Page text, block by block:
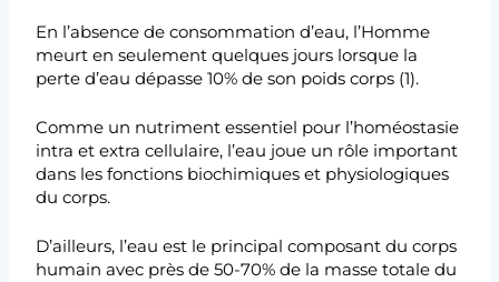
En l’absence de consommation d’eau, l’Homme
meurt en seulement quelques jours lorsque la
perte d’eau dépasse 10% de son poids corps (1).
Comme un nutriment essentiel pour l’homéostasie
intra et extra cellulaire, l’eau joue un rôle important
dans les fonctions biochimiques et physiologiques
du corps.
D’ailleurs, l’eau est le principal composant du corps
humain avec près de 50-70% de la masse totale du